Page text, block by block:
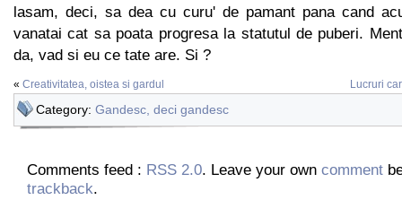
lasam, deci, sa dea cu curu' de pamant pana cand
vanatai cat sa poata progresa la statutul de puberi.
da, vad si eu ce tate are. Si ?
« Creativitatea, oistea si gardul Lucruri
Category: Gandesc, deci gandesc
Comments feed : RSS 2.0. Leave your own comment
trackback.